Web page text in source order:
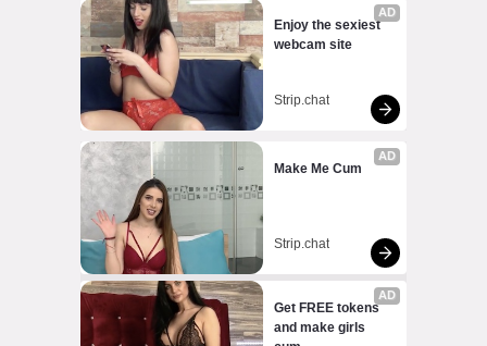
AD
Enjoy the sexiest
webcam site
Strip.chat
AD
Make Me Cum
Strip.chat
AD
Get FREE tokens
and make girls